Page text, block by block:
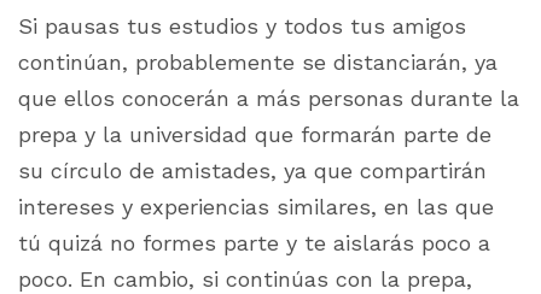
Si pausas tus estudios y todos tus amigos
continúan, probablemente se distanciarán, ya
que ellos conocerán a más personas durante la
prepa y la universidad que formarán parte de
su círculo de amistades, ya que compartirán
intereses y experiencias similares, en las que
tú quizá no formes parte y te aislarás poco a
poco. En cambio, si continúas con la prepa,